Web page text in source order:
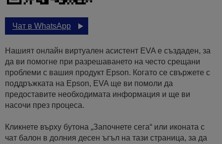
Чат в WhatsApp
Нашият онлайн виртуален асистент EVA е създаден, за
да ви помогне при разрешаването на често срещани
проблеми с вашия продукт Epson. Когато се свържете с
поддръжката на Epson, EVA ще ви помоли да
предоставите необходимата информация и ще ви
насочи през процеса.
Кликнете върху бутона „Започнете сега“ или иконата с
чат балон в долния десен ъгъл на тази страница, за да